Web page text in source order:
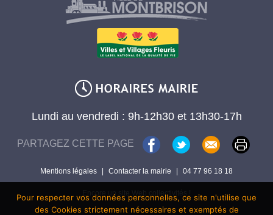
Lundi au vendredi : 9h-12h30 et 13h30-17h
PARTAGEZ CETTE PAGE
Mentions légales | Contacter la mairie | 04 77 96 18 18
Encore un site Web collectivités !
Pour respecter vos données personnelles, ce site n'utilise que
des Cookies strictement nécessaires et exemptés de